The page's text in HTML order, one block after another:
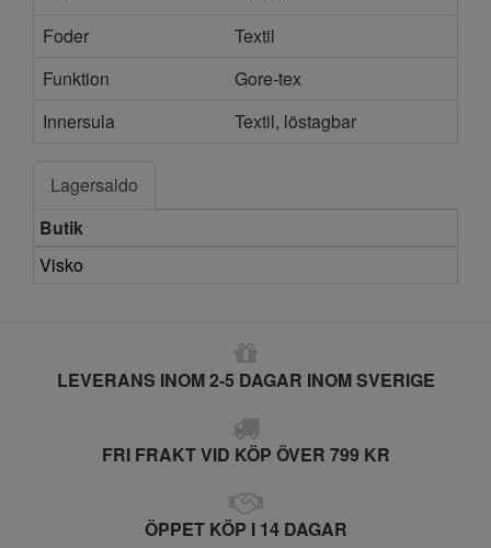
Foder
Textil
Funktion
Gore-tex
Innersula
Textil, löstagbar
Lagersaldo
Butik
Visko
LEVERANS INOM 2-5 DAGAR INOM SVERIGE
FRI FRAKT VID KÖP ÖVER 799 KR
ÖPPET KÖP I 14 DAGAR